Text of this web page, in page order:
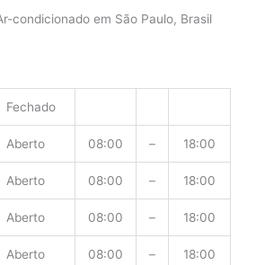
condicionado em São Paulo, Brasil
Fechado
Aberto 08:00 – 18:00
Aberto 08:00 – 18:00
Aberto 08:00 – 18:00
Aberto 08:00 – 18:00